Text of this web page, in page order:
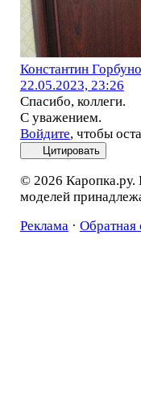
Константин
22.05.2023, 23:26
Спасибо, коллеги.
С уважением.
Войдите, чтобы
Цитировать
© 2026 Каропка.ру.
моделей
Реклама· Обратная